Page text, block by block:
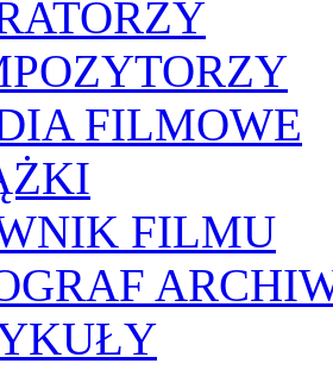
FILMOWE
FILMU